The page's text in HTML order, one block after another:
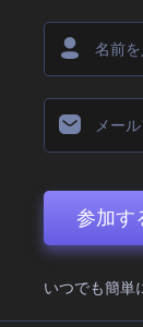
参加す
いつでも簡単